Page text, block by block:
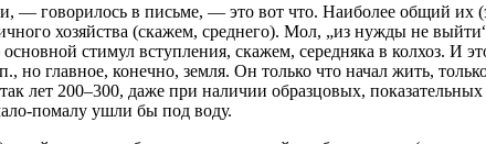
— говорилось в письме, — это вот что. Наиболее общий их
хозяйства (скажем, среднего). Мол, „из нужды не
стимул вступления, скажем, середняка в колхоз. И
но главное, конечно, земля. Он только что начал жить,
лет 200–300, даже при наличии образцовых,
помалу ушли бы под воду.